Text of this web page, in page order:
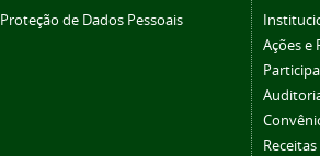
Proteção de Dados Pessoais
Ações e